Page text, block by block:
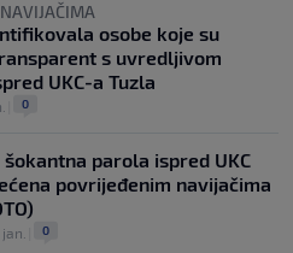
osobe koje su
s uvredljivom
UKC-a Tuzla
0
parola ispred UKC
povrijeđenim navijačima
0